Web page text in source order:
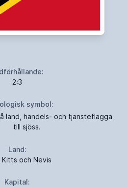
2:3
symbol:
land, handels- och tjänsteflagga
till sjöss.
Land:
Kitts och Nevis
Kapital: